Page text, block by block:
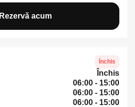
Rezervă acum
Închis
Închis
06:00 - 15:00
06:00 - 15:00
06:00 - 15:00